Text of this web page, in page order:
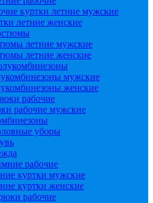
куртки летние мужские
летние женские
летние мужские
летние женские
мужские
женские
рабочие
рабочие мужские
уборы
рабочие
куртки мужские
куртки женские
рабочие